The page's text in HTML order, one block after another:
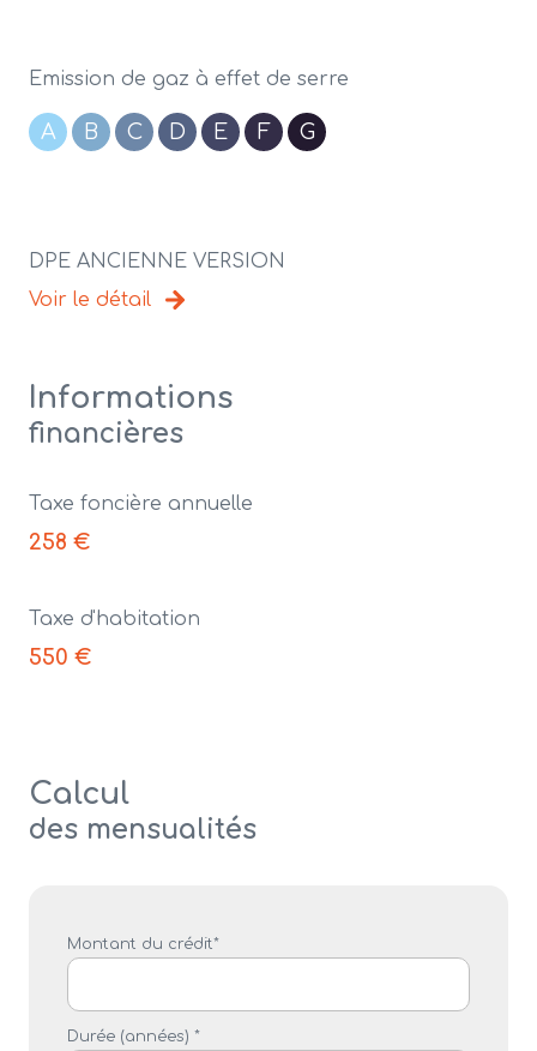
Emission de gaz à effet de serre
A B C D E F G
DPE ANCIENNE VERSION
Voir le détail
Informations
financières
Taxe foncière annuelle
258 €
Taxe d'habitation
550 €
Calcul
des mensualités
Montant du crédit*
Durée (années) *